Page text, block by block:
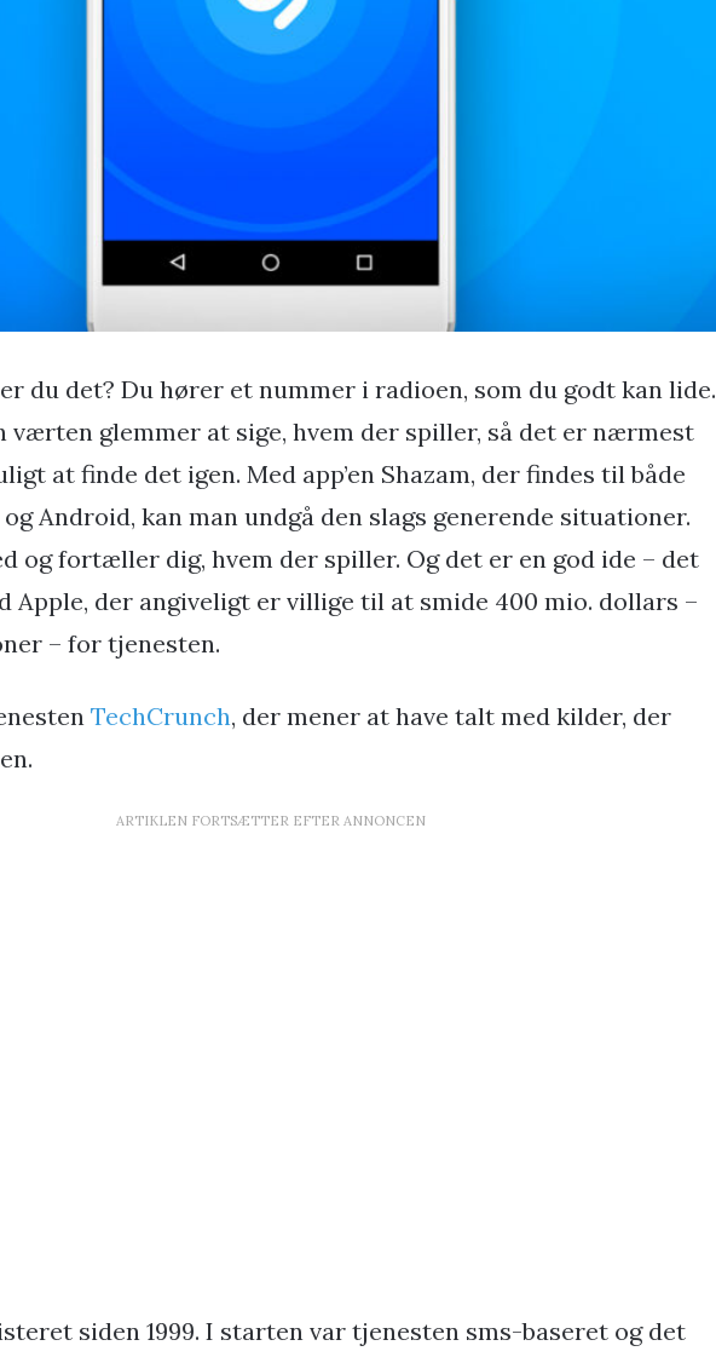
du det? Du hører et nummer i radioen, som du godt kan lide.
værten glemmer at sige, hvem der spiller, så det er nærmest
at finde det igen. Med app’en Shazam, der findes til både
og Android, kan man undgå den slags generende situationer.
og fortæller dig, hvem der spiller. Og det er en god ide – det
Apple, der angiveligt er villige til at smide 400 mio. dollars –
– for tjenesten.
TechCrunch, der mener at have talt med kilder, der
ARTIKLEN FORTSÆTTER EFTER ANNONCEN
siden 1999. I starten var tjenesten sms-baseret og det